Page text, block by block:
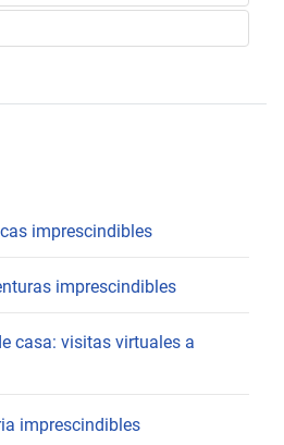
imprescindibles
imprescindibles
casa: visitas virtuales a
imprescindibles